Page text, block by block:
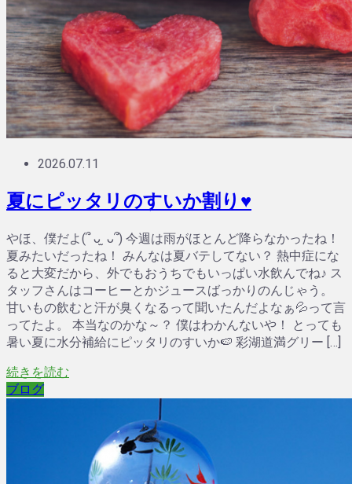
2026.07.11
夏にピッタリのすいか割り♥
やほ、僕だよ(՞ ᴗ ̫ ᴗ՞) 今週は雨がほとんど降らなかったね！
夏みたいだったね！ みんなは夏バテしてない？ 熱中症にな
ると大変だから、外でもおうちでもいっぱい水飲んでね♪ ス
タッフさんはコーヒーとかジュースばっかりのんじゃう。
甘いもの飲むと汗が臭くなるって聞いたんだよなぁ💦って言
ってたよ。 本当なのかな～？ 僕はわかんないや！ とっても
暑い夏に水分補給にピッタリのすいか🍉 彩湖道満グリー […]
続きを読む
ブログ